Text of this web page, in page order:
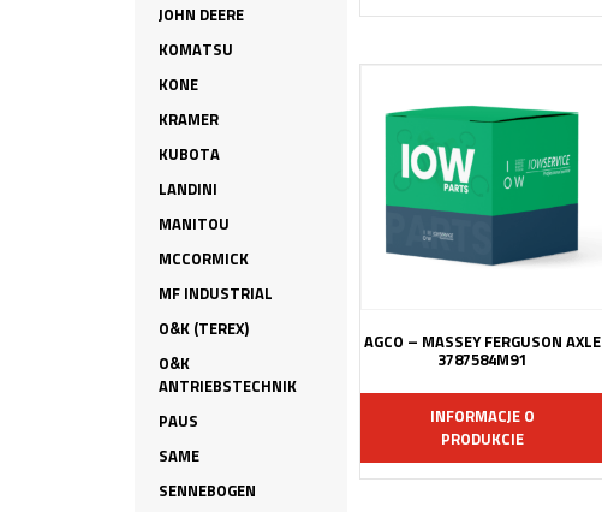
JOHN DEERE
KOMATSU
KONE
KRAMER
KUBOTA
LANDINI
MANITOU
MCCORMICK
MF INDUSTRIAL
O&K (TEREX)
O&K
ANTRIEBSTECHNIK
PAUS
SAME
SENNEBOGEN
AGCO – MASSEY FERGUSON AXLE
3787584M91
INFORMACJE O
PRODUKCIE